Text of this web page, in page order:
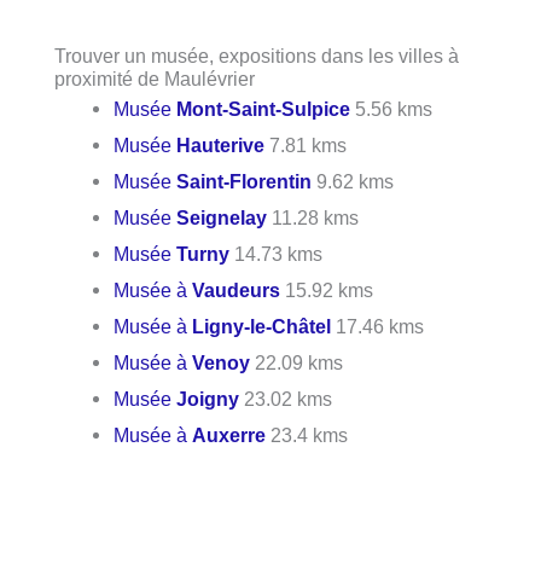
Trouver un musée, expositions dans les villes à
proximité de Maulévrier
Musée Mont-Saint-Sulpice 5.56 kms
Musée Hauterive 7.81 kms
MuséeSaint-Florentin 9.62 kms
MuséeSeignelay 11.28 kms
MuséeTurny 14.73 kms
Musée àVaudeurs 15.92 kms
Musée à Ligny-le-Châtel 17.46 kms
Musée àVenoy 22.09 kms
MuséeJoigny 23.02 kms
Musée àAuxerre 23.4 kms